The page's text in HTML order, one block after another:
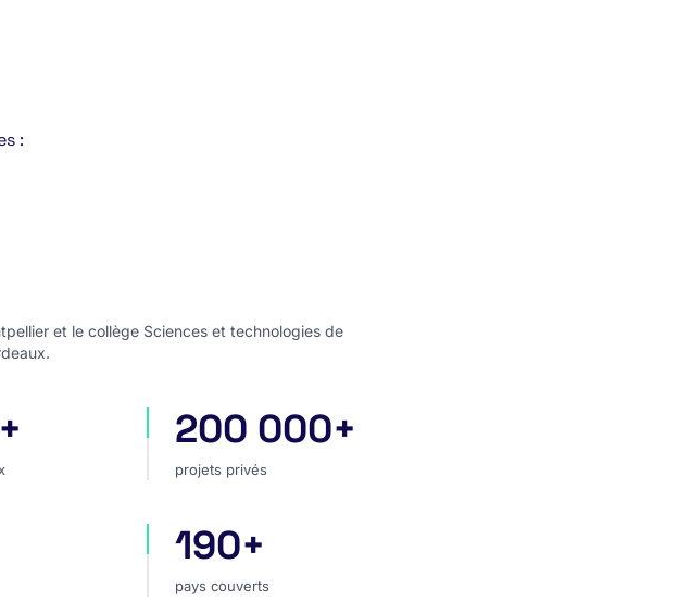
:
et le collège Sciences et technologies de
projets privés
200 000+
projets privés
pays couverts
190+
pays couverts